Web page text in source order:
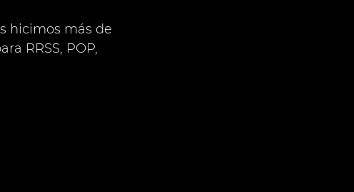
hicimos más de
RRSS, POP,